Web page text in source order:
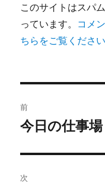
このサイトはスパ
っています。 コメ
ちらをご覧ください
稿
ビ
前
前
投
稿:
今日の仕事場
次